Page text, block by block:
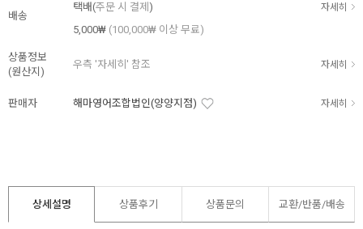
배송
택배(주문 시 결제 ) 자세히
5,000₩ (100,000₩ 이상 무료)
상품정보
(원산지)
우측 '자세히' 참조 자세히
판매자 해마영어조합법인(양양지점) 자세히
상세설명 상품후기 상품문의 교환/반품/배송